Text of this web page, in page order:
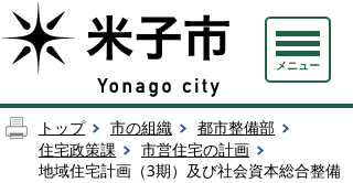
メニュー
トップ 市の組織
都市整備部
住宅政策課
市営住宅の計画
地域住宅計画（3期）及び社会資本総合整備